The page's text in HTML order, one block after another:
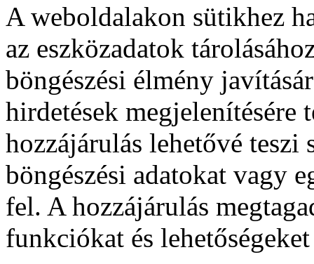
A weboldalakon sütikhez
az eszközadatok
böngészési élmény
hirdetések megjelenítésére
hozzájárulás lehetővé
böngészési adatokat vagy
fel. A hozzájárulás
funkciókat és